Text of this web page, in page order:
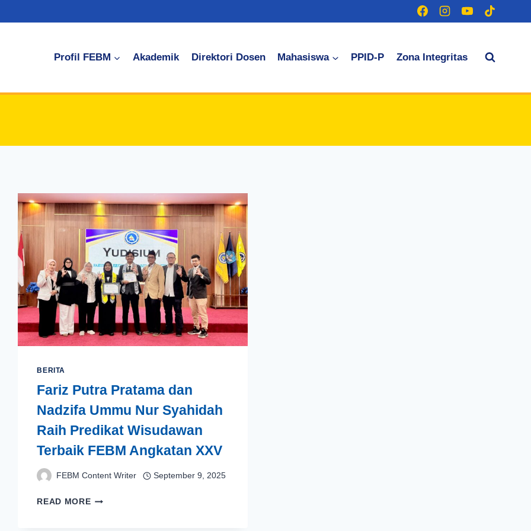
Profil FEBM
Akademik Direktori Dosen Mahasiswa PPID-P Zona Integritas
BERITA
Fariz Putra Pratama dan
Nadzifa Ummu Nur Syahidah
Raih Predikat Wisudawan
Terbaik FEBM Angkatan XXV
FEBM Content Writer September 9, 2025
READ MOREFARIZ